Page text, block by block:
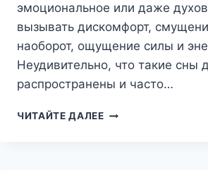
эмоциональное или даже
вызывать дискомфорт,
наоборот, ощущение силы и
Неудивительно, что такие сны
распространены и часто…
ЧИТАЙТЕ ДАЛЕЕСОН